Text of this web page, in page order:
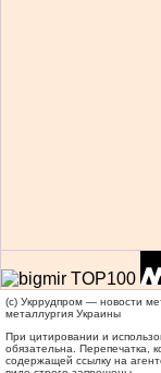
(c) Укррудпром — новости
металлургия Украины
При цитировании и
обязательна. Перепечатка,
содержащей ссылку на